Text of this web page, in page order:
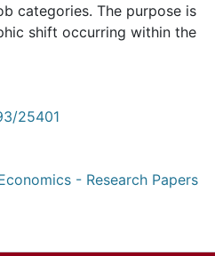
categories. The purpose is
shift occurring within the
25401
- Research Papers